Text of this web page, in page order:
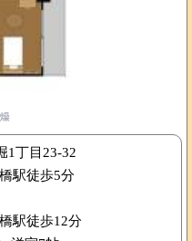
1丁目23-32
駅徒歩5分
駅徒歩12分